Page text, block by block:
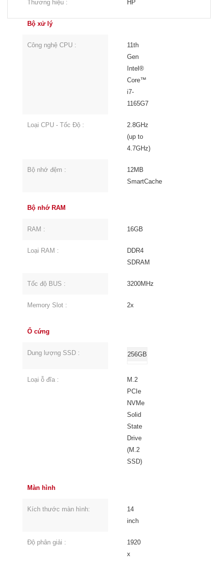
Thương hiệu : HP
Bộ xử lý
Công nghệ CPU :
11th
Gen
Intel®
Core™
i7-
1165G7
Loại CPU - Tốc Độ :
2.8GHz
(up to
4.7GHz)
Bộ nhớ đệm :
12MB
SmartCache
Bộ nhớ RAM
RAM : 16GB
Loại RAM :
DDR4
SDRAM
Tốc độ BUS : 3200MHz
Memory Slot : 2x
Ổ cứng
Dung lượng SSD : 256GB
Loại ỗ đĩa :
M.2
PCIe
NVMe
Solid
State
Drive
(M.2
SSD)
Màn hình
Kích thước màn hình:
14
inch
Độ phân giải :
1920
x